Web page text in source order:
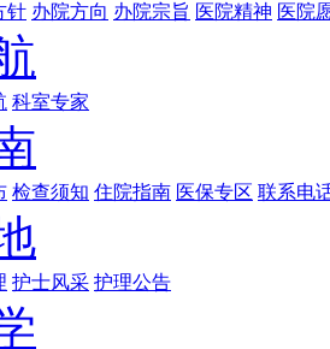
针 办院方向 办院宗旨 医院精神 医院
科室专家
检查须知 住院指南 医保专区 联系电
护士风采 护理公告